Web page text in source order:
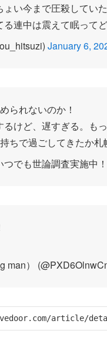
い今まで圧殺してい
連中は震えて眠ってど
January 6,
られないのか！
けど、遅すぎる。も
ちで過ごしてきたか
でも世論調査実施中
man）
article/